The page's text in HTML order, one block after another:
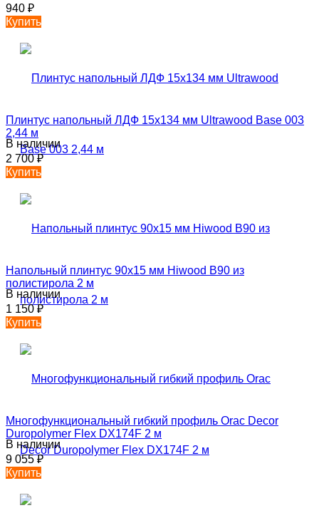
940 ₽
Купить
Плинтус напольный ЛДФ 15х134 мм Ultrawood Base 003
2,44 м
В наличии
2 700₽
Купить
Напольный плинтус 90х15 мм Hiwood B90 из
полистирола 2 м
В наличии
1 150₽
Купить
Многофункциональный гибкий профиль Orac Decor
Duropolymer Flex DX174F 2 м
В наличии
9 055₽
Купить